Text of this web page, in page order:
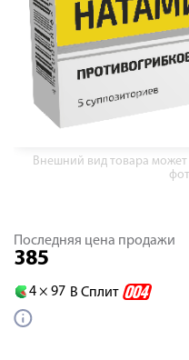
Внешний вид товара может
Последняя цена продажи
385
4 × 97 В Сплит